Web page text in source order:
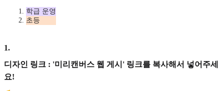
학급 운영
초등
1.
디자인 링크 : '미리캔버스 웹 게시' 링크를 복사해서 넣어주세
요!